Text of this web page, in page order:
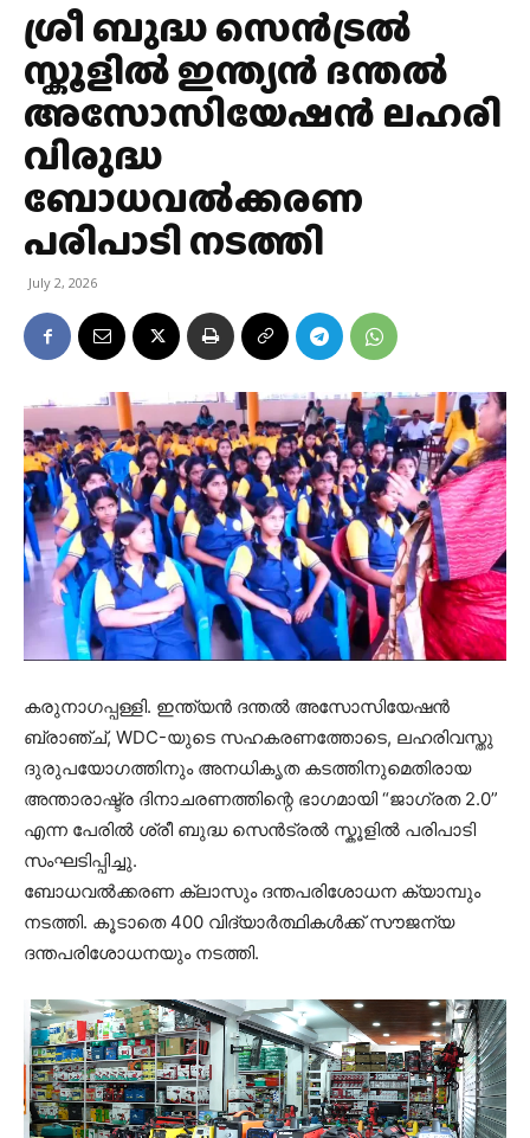
ശ്രീ ബുദ്ധ സെൻട്രൽ
സ്കൂളിൽ ഇന്ത്യന്‍ ദന്തല്‍
അസോസിയേഷന്‍ ലഹരി
വിരുദ്ധ
ബോധവല്‍ക്കരണ
പരിപാടി നടത്തി
July 2, 2026
കരുനാഗപ്പള്ളി. ഇന്ത്യന്‍ ദന്തല്‍ അസോസിയേഷന്‍
ബ്രാഞ്ച്, WDC-യുടെ സഹകരണത്തോടെ, ലഹരിവസ്തു
ദുരുപയോഗത്തിനും അനധികൃത കടത്തിനുമെതിരായ
അന്താരാഷ്ട്ര ദിനാചരണത്തിന്റെ ഭാഗമായി “ജാഗ്രത 2.0”
എന്ന പേരിൽ ശ്രീ ബുദ്ധ സെൻട്രൽ സ്കൂളിൽ പരിപാടി
സംഘടിപ്പിച്ചു.
ബോധവൽക്കരണ ക്ലാസും ദന്തപരിശോധന ക്യാമ്പും
നടത്തി. കൂടാതെ 400 വിദ്യാർത്ഥികൾക്ക് സൗജന്യ
ദന്തപരിശോധനയും നടത്തി.